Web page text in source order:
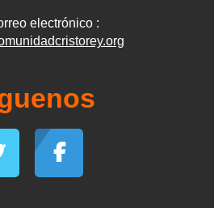
electrónico :